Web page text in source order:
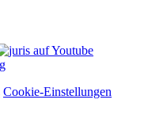
Cookie-Einstellungen